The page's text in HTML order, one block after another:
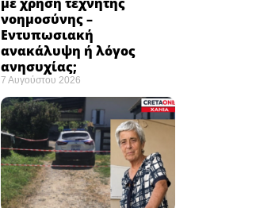
με χρήση τεχνητής
νοημοσύνης –
Εντυπωσιακή
ανακάλυψη ή λόγος
ανησυχίας; ​
7 Αυγούστου 2026